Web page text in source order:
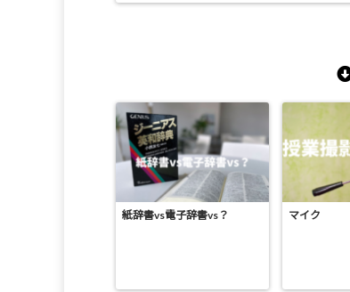
紙辞書vs電子辞書vs？ マイク